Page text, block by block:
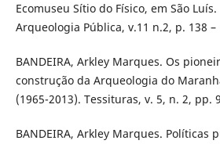
Ecomuseu Sítio do Físico, em São
Arqueologia Pública, v.11 n.2, p. 138 –
BANDEIRA, Arkley Marques. Os
construção da Arqueologia do
(1965-2013). Tessituras, v. 5, n. 2, pp.
BANDEIRA, Arkley Marques. Políticas